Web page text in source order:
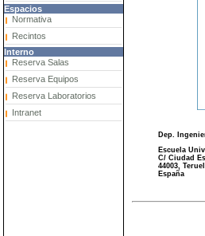
Espacios
Normativa
Recintos
Interno
Reserva Salas
Reserva Equipos
Reserva Laboratorios
Intranet
Dep.
Escuela
C/ Ciudad
44003, Teruel
España